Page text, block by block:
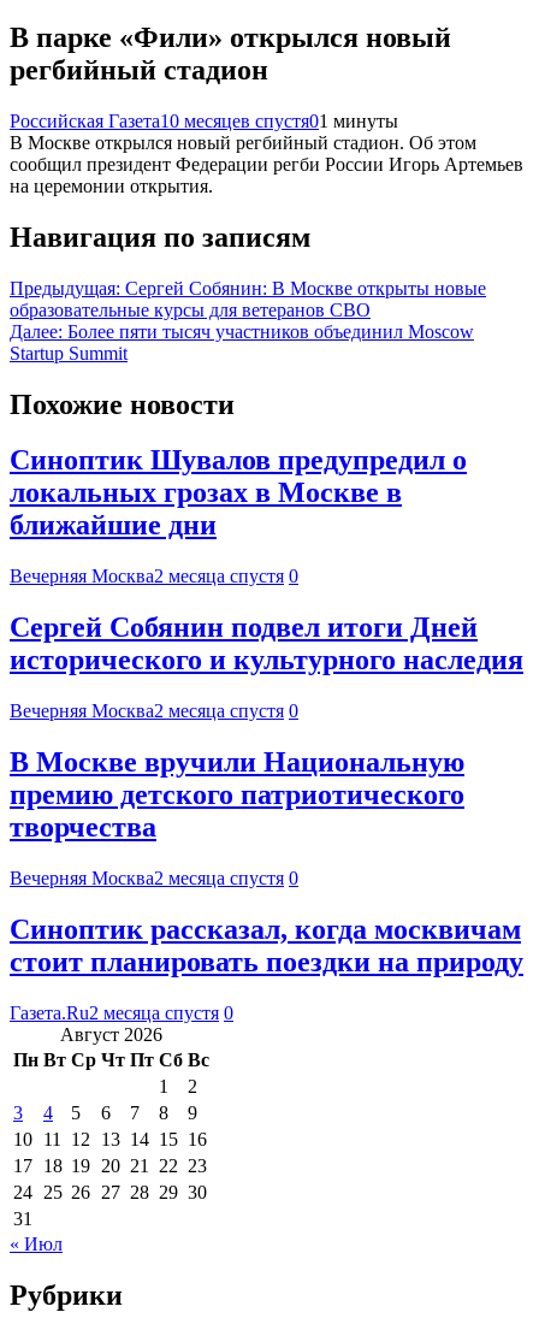
В парке «Фили» открылся новый
регбийный стадион
Российская Газета10 месяцев спустя01 минуты
В Москве открылся новый регбийный стадион. Об этом
сообщил президент Федерации регби России Игорь Артемьев
на церемонии открытия.
Навигация по записям
Предыдущая: Сергей Собянин: В Москве открыты новые
образовательные курсы для ветеранов СВО
Далее: Более пяти тысяч участников объединил Moscow
Startup Summit
Похожие новости
Синоптик Шувалов предупредил о
локальных грозах в Москве в
ближайшие дни
Вечерняя Москва2 месяца спустя 0
Сергей Собянин подвел итоги Дней
исторического и культурного наследия
Вечерняя Москва2 месяца спустя 0
В Москве вручили Национальную
премию детского патриотического
творчества
Вечерняя Москва2 месяца спустя 0
Синоптик рассказал, когда москвичам
стоит планировать поездки на природу
Газета.Ru2 месяца спустя 0
Август 2026
Пн Вт Ср Чт Пт Сб Вс
1
2
3
4 5 6 7 8
9
10 11 12 13 14 15 16
17 18 19 20 21 22 23
24 25 26 27 28 29 30
31
« Июл
Рубрики